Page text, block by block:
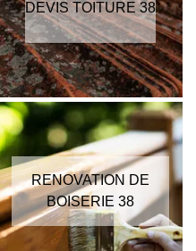
DEVIS TOITURE 38
RENOVATION DE
BOISERIE 38